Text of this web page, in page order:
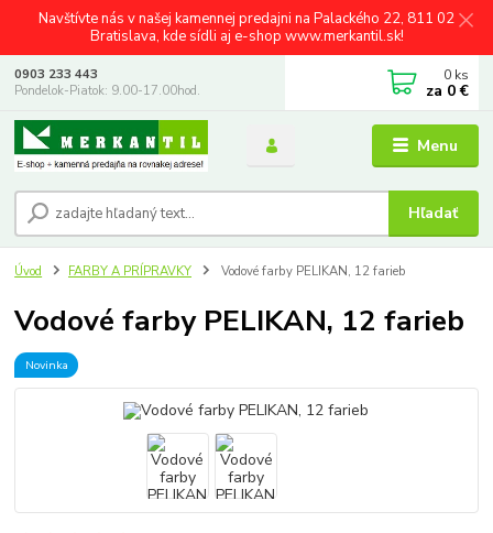
Navštívte nás v našej kamennej predajni na Palackého 22, 811 02
Bratislava, kde sídli aj e-shop www.merkantil.sk!
Menu
Hľadať
0903 233 443
Pondelok-Piatok: 9.00-17.00hod.
0 ks
za 0 €
Úvod FARBY A PRÍPRAVKY Vodové farby PELIKAN, 12 farieb
Vodové farby PELIKAN, 12 farieb
Novinka